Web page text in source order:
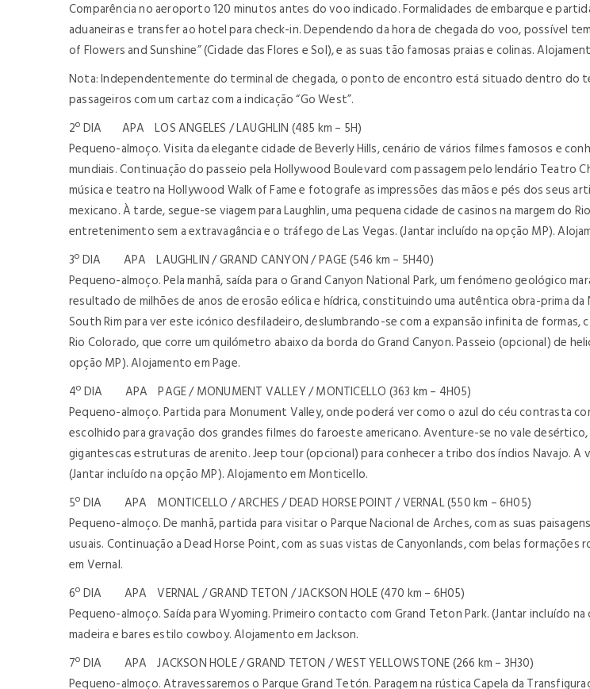
Comparência no aeroporto 120 minutos antes do voo indicado. Formalidades de embarque e
aduaneiras e transfer ao hotel para check-in. Dependendo da hora de chegada do voo, possível
of Flowers and Sunshine” (Cidade das Flores e Sol), e as suas tão famosas praias e colinas.
Nota: Independentemente do terminal de chegada, o ponto de encontro está situado dentro do
passageiros com um cartaz com a indicação “Go West”.
2º DIA APA LOS ANGELES / LAUGHLIN (485 km – 5H)
Pequeno-almoço. Visita da elegante cidade de Beverly Hills, cenário de vários filmes famosos e
mundiais. Continuação do passeio pela Hollywood Boulevard com passagem pelo lendário Teatro
música e teatro na Hollywood Walk of Fame e fotografe as impressões das mãos e pés dos
mexicano. À tarde, segue-se viagem para Laughlin, uma pequena cidade de casinos na margem do
entretenimento sem a extravagância e o tráfego de Las Vegas. (Jantar incluído na opção MP).
3º DIA APA LAUGHLIN / GRAND CANYON / PAGE (546 km – 5H40)
Pequeno-almoço. Pela manhã, saída para o Grand Canyon National Park, um fenómeno geológico
resultado de milhões de anos de erosão eólica e hídrica, constituindo uma autêntica obra-prima da
South Rim para ver este icónico desfiladeiro, deslumbrando-se com a expansão infinita de
Rio Colorado, que corre um quilómetro abaixo da borda do Grand Canyon. Passeio (opcional) de
opção MP). Alojamento em Page.
4º DIA APA PAGE / MONUMENT VALLEY / MONTICELLO (363 km – 4H05)
Pequeno-almoço. Partida para Monument Valley, onde poderá ver como o azul do céu contrasta
escolhido para gravação dos grandes filmes do faroeste americano. Aventure-se no vale desértico,
gigantescas estruturas de arenito. Jeep tour (opcional) para conhecer a tribo dos índios Navajo. A
(Jantar incluído na opção MP). Alojamento em Monticello.
5º DIA APA MONTICELLO / ARCHES / DEAD HORSE POINT / VERNAL (550 km – 6H05)
Pequeno-almoço. De manhã, partida para visitar o Parque Nacional de Arches, com as suas
usuais. Continuação a Dead Horse Point, com as suas vistas de Canyonlands, com belas
em Vernal.
6º DIA APA VERNAL / GRAND TETON / JACKSON HOLE (470 km – 6H05)
Pequeno-almoço. Saída para Wyoming. Primeiro contacto com Grand Teton Park. (Jantar incluído
madeira e bares estilo cowboy. Alojamento em Jackson.
7º DIA APA JACKSON HOLE / GRAND TETON / WEST YELLOWSTONE (266 km – 3H30)
Pequeno-almoço. Atravessaremos o Parque Grand Tetón. Paragem na rústica Capela da